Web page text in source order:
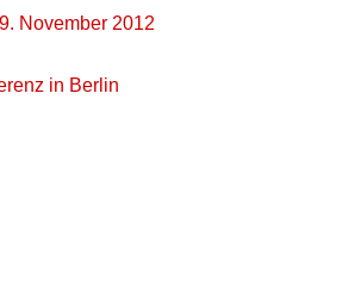
November 2012
in Berlin